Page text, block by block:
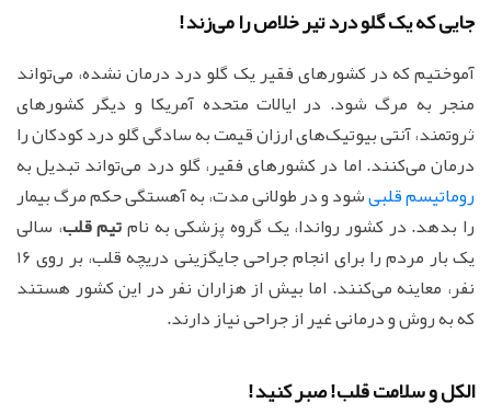
جایی که یک گلو درد تیر خلاص را می‌زند!
آموختیم که در کشورهای فقیر یک گلو درد درمان نشده، می‌تواند
منجر به مرگ شود. در ایالات متحده آمریکا و دیگر کشورهای
ثروتمند، آنتی بیوتیک‌های ارزان قیمت به سادگی گلو درد کودکان را
درمان می‌کنند. اما در کشورهای فقیر، گلو درد می‌تواند تبدیل به
روماتیسم قلبیشود و در طولانی مدت، به آهستگی حکم مرگ بیمار
را بدهد. در کشور رواندا، یک گروه پزشکی به نامتیم قلب، سالی
یک بار مردم را برای انجام جراحی جایگزینی دریچه قلب، بر روی 16
نفر، معاینه می‌کنند. اما بیش از هزاران نفر در این کشور هستند
که به روش و درمانی غیر از جراحی نیاز دارند.
الکل و سلامت قلب! صبر کنید!